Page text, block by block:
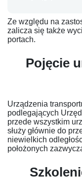
Ze względu na
zalicza się także
portach.
Pojęcie
Urządzenia
podlegających
przede wszystkim
służy głównie do
niewielkich
położonych